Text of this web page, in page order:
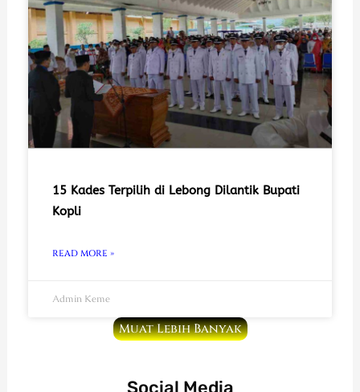
15 Kades Terpilih di Lebong Dilantik Bupati
Kopli
READ MORE »
Admin Keme
Muat Lebih Banyak